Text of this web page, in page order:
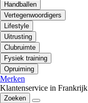
Handballen
Vertegenwoordigers
Lifestyle
Uitrusting
Clubruimte
Fysiek training
Opruiming
Merken
Klantenservice in Frankrijk
Zoeken